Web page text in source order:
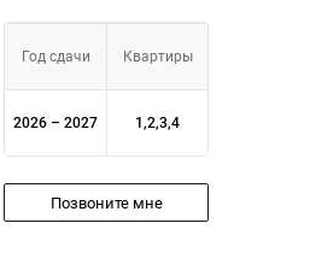
Год сдачи Квартиры
2026 – 2027 1,2,3,4
Позвоните мне